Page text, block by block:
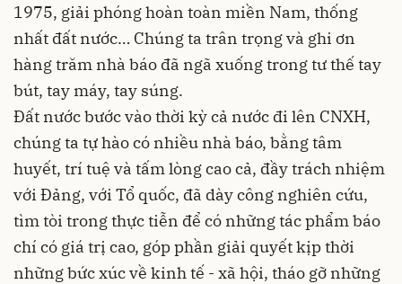
1975, giải phóng hoàn toàn miền Nam, thống
nhất đất nước… Chúng ta trân trọng và ghi ơn
hàng trăm nhà báo đã ngã xuống trong tư thế tay
bút, tay máy, tay súng.
Đất nước bước vào thời kỳ cả nước đi lên CNXH,
chúng ta tự hào có nhiều nhà báo, bằng tâm
huyết, trí tuệ và tấm lòng cao cả, đầy trách nhiệm
với Đảng, với Tổ quốc, đã dày công nghiên cứu,
tìm tòi trong thực tiễn để có những tác phẩm báo
chí có giá trị cao, góp phần giải quyết kịp thời
những bức xúc về kinh tế - xã hội, tháo gỡ những